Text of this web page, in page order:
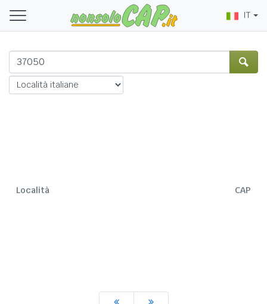
IT
Località CAP